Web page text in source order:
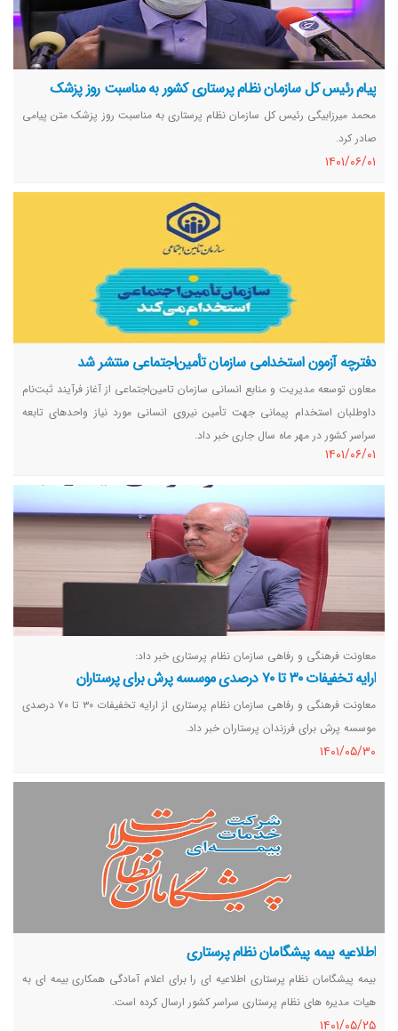
پیام رئیس کل سازمان نظام پرستاری کشور به مناسبت روز پزشک
محمد میرزابیگی رئیس کل سازمان نظام پرستاری به مناسبت روز پزشک متن پیامی
صادر کرد.‌
١٤٠١/٠٦/٠١
دفترچه آزمون استخدامی سازمان تأمین‌اجتماعی منتشر شد
معاون توسعه مدیریت و منابع انسانی سازمان تامین‌اجتماعی از آغاز فرآیند ثبت‌نام
داوطلبان استخدام پیمانی جهت تأمین نیروی انسانی مورد نیاز واحدهای تابعه
سراسر کشور در مهر ماه سال جاری خبر داد.
١٤٠١/٠٦/٠١
معاونت فرهنگی و رفاهی سازمان نظام پرستاری خبر داد:
ارایه تخفیفات ۳۰ تا ۷۰ درصدی موسسه پرش برای پرستاران
معاونت فرهنگی و رفاهی سازمان نظام پرستاری از ارایه تخفیفات ۳۰ تا ۷۰ درصدی
موسسه پرش برای فرزندان پرستاران خبر داد.
١٤٠١/٠٥/٣٠
اطلاعیه بیمه پیشگامان نظام پرستاری
بیمه پیشگامان نظام پرستاری اطلاعیه ای را برای اعلام آمادگی همکاری بیمه ای به
هیات مدیره های نظام پرستاری سراسر کشور ارسال کرده است.
١٤٠١/٠٥/٢٥